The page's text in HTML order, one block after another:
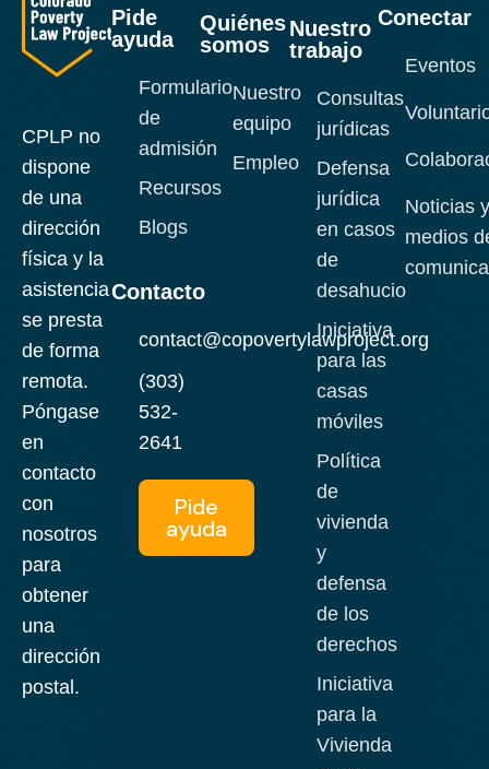
CPLP no
dispone
de una
dirección
física y la
asistencia
se presta
de forma
remota.
Póngase
en
contacto
con
nosotros
para
obtener
una
dirección
postal.
Pide
ayuda
Formulario
de
admisión
Recursos
Blogs
Contacto
contact@copovertylawproject.org
(303)
532-
2641
Pide
ayuda
Quiénes
somos
Nuestro
equipo
Empleo
Nuestro
trabajo
Consultas
jurídicas
Defensa
jurídica
en casos
de
desahucio
Iniciativa
para las
casas
móviles
Política
de
vivienda
y
defensa
de los
derechos
Iniciativa
para la
Vivienda
Conectar
Eventos
Noticias
medios